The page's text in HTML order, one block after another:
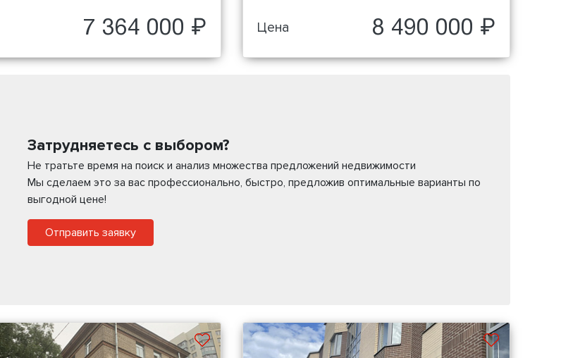
7 364 000 ₽ Цена 8 490 000 ₽
Затрудняетесь с выбором?
Не тратьте время на поиск и анализ множества предложений недвижимости
Мы сделаем это за вас профессионально, быстро, предложив оптимальные варианты по
выгодной цене!
Отправить заявку